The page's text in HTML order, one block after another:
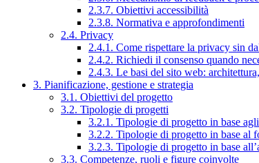
2.3.7. Obiettivi accessibilità
2.3.8. Normativa e approfondimenti
2.4. Privacy
2.4.1. Come rispettare la privacy sin
2.4.2. Richiedi il consenso quando
2.4.3. Le basi del sito web:
3. Pianificazione, gestione e strategia
3.1. Obiettivi del progetto
3.2. Tipologie di progetti
3.2.1. Tipologie di progetto in base
3.2.2. Tipologie di progetto in base al
3.2.3. Tipologie di progetto in base
3.3. Competenze, ruoli e figure coinvolte